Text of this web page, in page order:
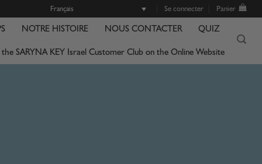
Français Se connecter Panier
NOTRE HISTOIRE NOUS CONTACTER QUIZ
SARYNA KEY Israel Customer Club on the Online Website